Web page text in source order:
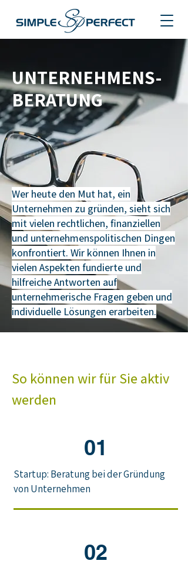
UNTERNEHMENS-
BERATUNG
Wer heute den Mut hat, ein
Unternehmen zu gründen, sieht sich
mit vielen rechtlichen, finanziellen
und unternehmenspolitischen Dingen
konfrontiert. Wir können Ihnen in
vielen Aspekten fundierte und
hilfreiche Antworten auf
unternehmerische Fragen geben und
individuelle Lösungen erarbeiten.
So können wir für Sie aktiv
werden
01
Startup: Beratung bei der Gründung
von Unternehmen
02